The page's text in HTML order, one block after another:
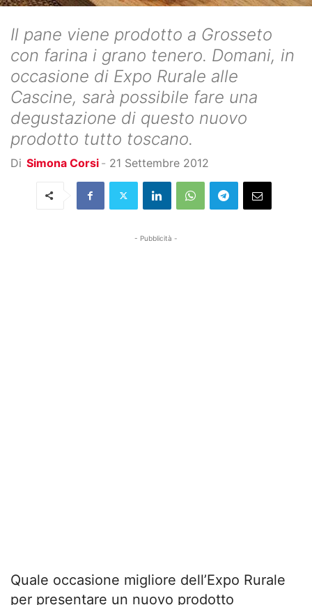
Il pane viene prodotto a Grosseto
con farina i grano tenero. Domani, in
occasione di Expo Rurale alle
Cascine, sarà possibile fare una
degustazione di questo nuovo
prodotto tutto toscano.
Di Simona Corsi - 21 Settembre 2012
- Pubblicità -
Quale occasione migliore dell’Expo Rurale
per presentare un nuovo prodotto